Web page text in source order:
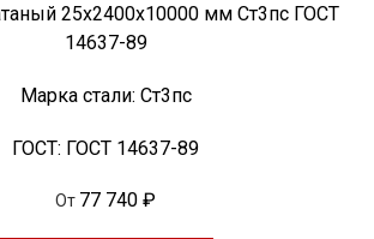
25х2400х10000 мм Ст3пс ГОСТ
14637-89
Марка стали: Ст3пс
ГОСТ: ГОСТ 14637-89
От 77 740 ₽